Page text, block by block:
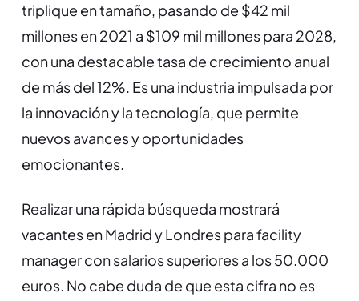
triplique en tamaño, pasando de $42 mil
millones en 2021 a $109 mil millones para 2028,
con una destacable tasa de crecimiento anual
de más del 12%. Es una industria impulsada por
la innovación y la tecnología, que permite
nuevos avances y oportunidades
emocionantes.
Realizar una rápida búsqueda mostrará
vacantes en Madrid y Londres para facility
manager con salarios superiores a los 50.000
euros. No cabe duda de que esta cifra no es